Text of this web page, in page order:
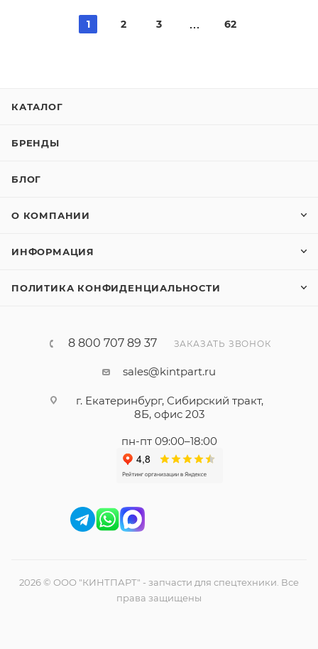
1 2 3 62
КАТАЛОГ
БРЕНДЫ
БЛОГ
О КОМПАНИИ
ИНФОРМАЦИЯ
ПОЛИТИКА КОНФИДЕНЦИАЛЬНОСТИ
8 800 707 89 37 ЗАКАЗАТЬ ЗВОНОК
sales@kintpart.ru
г. Екатеринбург, Сибирский тракт,
8Б, офис 203
пн-пт 09:00–18:00
2026 © ООО "КИНТПАРТ" - запчасти для спецтехники. Все
права защищены